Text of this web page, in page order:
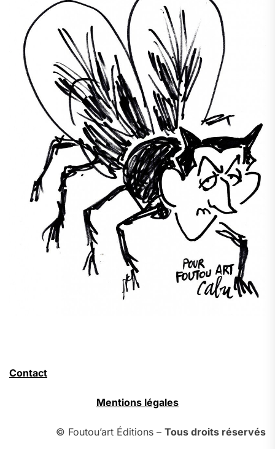
Contact
Mentions légales
© Foutou’art Éditions – Tous droits réservés